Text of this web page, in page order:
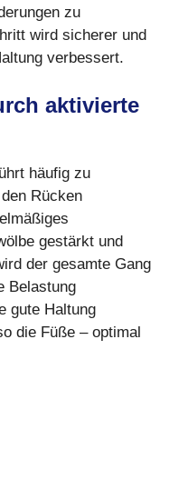
zu
wird sicherer und
verbessert.
aktivierte
häufig zu
Rücken
gestärkt und
der gesamte Gang
Belastung
gute Haltung
die Füße – optimal